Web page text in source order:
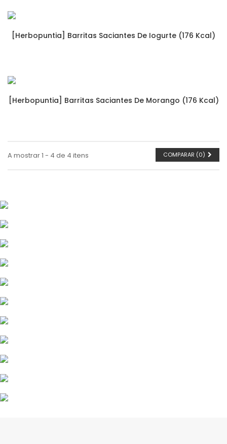
[Herbopuntia] Barritas Saciantes De Iogurte (176 Kcal)
[Herbopuntia] Barritas Saciantes De Morango (176 Kcal)
COMPARAR (0)
A mostrar 1 - 4 de 4 itens